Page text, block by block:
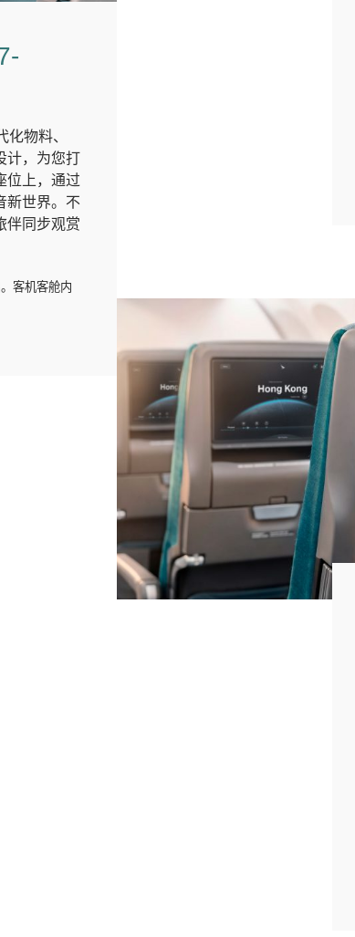
物料、
计，为您打
位上，通过
新世界。不
伴同步观赏
客机客舱内